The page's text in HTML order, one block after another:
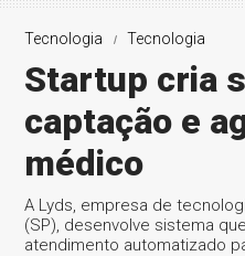
Tecnologia Tecnologia
Startup cria
captação e
médico
A Lyds, empresa de
(SP), desenvolve sistema
atendimento automatizado